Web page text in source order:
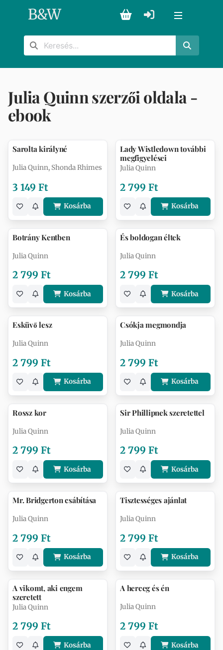
B&W
Julia Quinn szerzői oldala -
ebook
Sarolta királyné
Julia Quinn, Shonda Rhimes
3 149 Ft
Kosárba
Lady Wistledown további
megfigyelései
Julia Quinn
2 799 Ft
Kosárba
Botrány Kentben
Julia Quinn
2 799 Ft
Kosárba
És boldogan éltek
Julia Quinn
2 799 Ft
Kosárba
Esküvő lesz
Julia Quinn
2 799 Ft
Kosárba
Csókja megmondja
Julia Quinn
2 799 Ft
Kosárba
Rossz kor
Julia Quinn
2 799 Ft
Kosárba
Sir Phillipnek szeretettel
Julia Quinn
2 799 Ft
Kosárba
Mr. Bridgerton csábítása
Julia Quinn
2 799 Ft
Kosárba
Tisztességes ajánlat
Julia Quinn
2 799 Ft
Kosárba
A vikomt, aki engem
szeretett
Julia Quinn
2 799 Ft
Kosárba
A herceg és én
Julia Quinn
2 799 Ft
Kosárba